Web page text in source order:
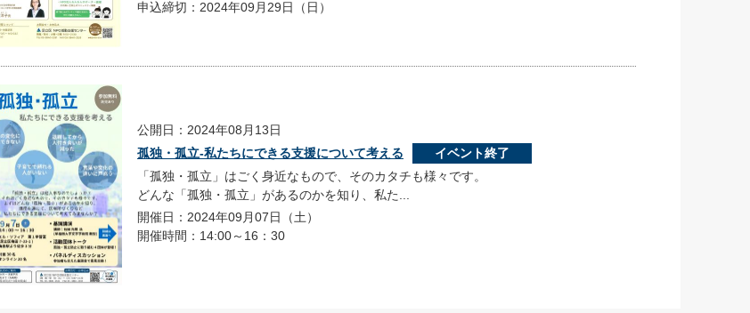
申込締切：2024年09月29日（日）
公開日：2024年08月13日
孤独・孤立-私たちにできる支援について考える
イベント終了
「孤独・孤立」はごく身近なもので、そのカタチも様々です。
どんな「孤独・孤立」があるのかを知り、私た...
開催日：2024年09月07日（土）
開催時間：14:00～16：30